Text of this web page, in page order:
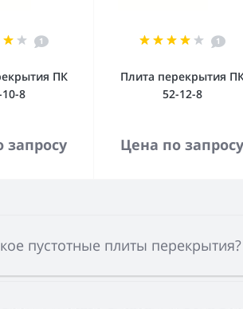
1
ПК
8
запросу
1
Плита перекрытия
52-12-8
Цена по запросу
пустотные плиты перекрытия?